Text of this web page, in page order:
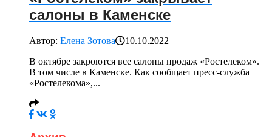
салоны в Каменске
Автор: Елена Зотова
10.10.2022
В октябре закроются все салоны продаж «Ростелеком».
В том числе в Каменске. Как сообщает пресс-служба
«Ростелекома»,...